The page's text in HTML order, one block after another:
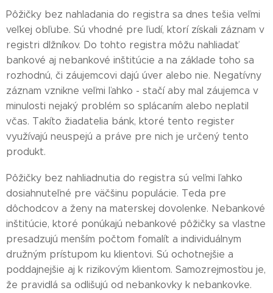
Pôžičky bez nahladania do registra sa dnes tešia veľmi
veľkej obľube. Sú vhodné pre ľudí, ktorí získali záznam v
registri dlžníkov. Do tohto registra môžu nahliadať
bankové aj nebankové inštitúcie a na základe toho sa
rozhodnú, či záujemcovi dajú úver alebo nie. Negatívny
záznam vznikne veľmi ľahko - stačí aby mal záujemca v
minulosti nejaký problém so splácaním alebo neplatil
včas. Takíto žiadatelia bánk, ktoré tento register
využívajú neuspejú a práve pre nich je určený tento
produkt.
Pôžičky bez nahliadnutia do registra sú veľmi ľahko
dosiahnuteľné pre väčšinu populácie. Teda pre
dôchodcov a ženy na materskej dovolenke. Nebankové
inštitúcie, ktoré ponúkajú nebankové pôžičky sa vlastne
presadzujú menším počtom fomalít a individuálnym
družným prístupom ku klientovi. Sú ochotnejšie a
poddajnejšie aj k rizikovým klientom. Samozrejmosťou je,
že pravidlá sa odlišujú od nebankovky k nebankovke.